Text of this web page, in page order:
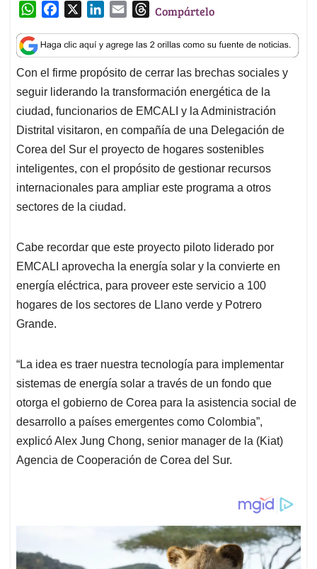
W
a
t
s
A
p
p
c
e
b
o
o
k
n
k
e
d
I
n
a
i
l
T
r
e
a
d
s
Compártelo
Con el firme propósito de cerrar las brechas sociales y
seguir liderando la transformación energética de la
ciudad, funcionarios de EMCALI y la Administración
Distrital visitaron, en compañía de una Delegación de
Corea del Sur el proyecto de hogares sostenibles
inteligentes, con el propósito de gestionar recursos
internacionales para ampliar este programa a otros
sectores de la ciudad.
Cabe recordar que este proyecto piloto liderado por
EMCALI aprovecha la energía solar y la convierte en
energía eléctrica, para proveer este servicio a 100
hogares de los sectores de Llano verde y Potrero
Grande.
“La idea es traer nuestra tecnología para implementar
sistemas de energía solar a través de un fondo que
otorga el gobierno de Corea para la asistencia social de
desarrollo a países emergentes como Colombia”,
explicó Alex Jung Chong, senior manager de la (Kiat)
Agencia de Cooperación de Corea del Sur.